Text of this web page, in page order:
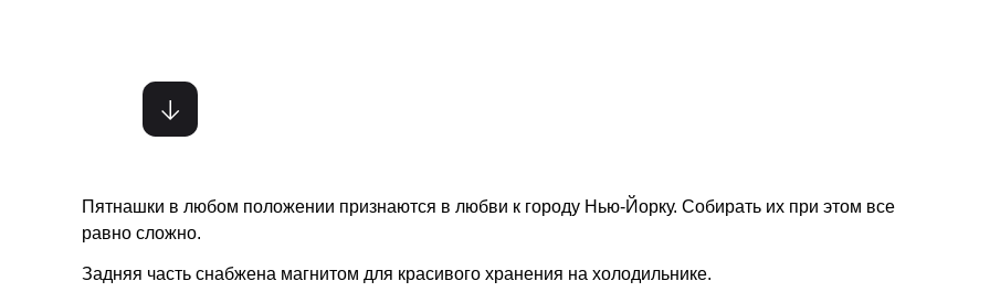
Пятнашки в любом положении признаются в любви к городу Нью-Йорку. Собирать их при этом все
равно сложно.
Задняя часть снабжена магнитом для красивого хранения на холодильнике.